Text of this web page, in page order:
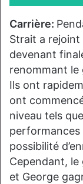
Carrière:
Strait a rejoint
devenant
renommant le
Ils ont
ont
niveau tels
performances
possibilité
Cependant, le
et George